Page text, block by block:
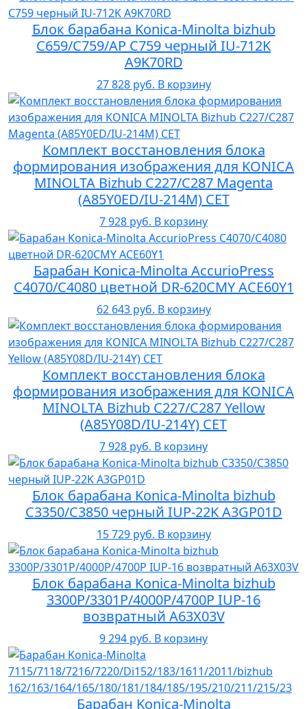
Блок барабана Konica-Minolta bizhub
C659/C759/AP C759 черный IU-712K
A9K70RD
27 828 руб. В корзину
Комплект восстановления блока
формирования изображения для KONICA
MINOLTA Bizhub C227/C287 Magenta
(A85Y0ED/IU-214M) CET
7 928 руб. В корзину
Барабан Konica-Minolta AccurioPress
C4070/C4080 цветной DR-620CMY ACE60Y1
62 643 руб. В корзину
Комплект восстановления блока
формирования изображения для KONICA
MINOLTA Bizhub C227/C287 Yellow
(A85Y08D/IU-214Y) CET
7 928 руб. В корзину
Блок барабана Konica-Minolta bizhub
C3350/C3850 черный IUP-22K A3GP01D
15 729 руб. В корзину
Блок барабана Konica-Minolta bizhub
3300P/3301P/4000P/4700P IUP-16
возвратный A63X03V
9 294 руб. В корзину
Барабан Konica-Minolta